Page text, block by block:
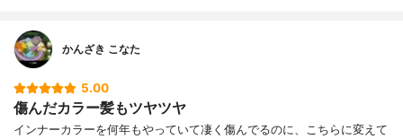
かんざき こなた
5.00
傷んだカラー髪もツヤツヤ
インナーカラーを何年もやっていて凄く傷んでるのに、こちらに変えて